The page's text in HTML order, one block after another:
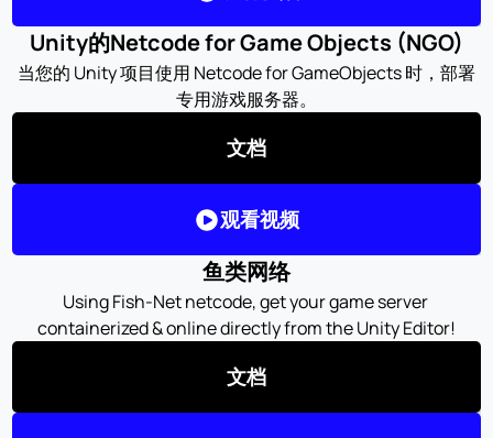
Unity的Netcode for Game Objects (NGO)
当您的 Unity 项目使用 Netcode for GameObjects 时，部署
专用游戏服务器。
文档
观看视频
鱼类网络
Using Fish-Net netcode, get your game server
containerized & online directly from the Unity Editor!
文档